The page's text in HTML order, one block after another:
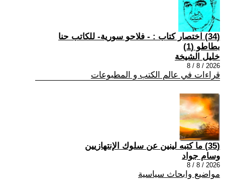
(34) اختصار كتاب : - فلاحو سورية- للكاتب حنا
بطاطو (1)
خليل الشيخة
2026 / 8 / 8
قراءات في عالم الكتب و المطبوعات
(35) ما كتبه لينين عن سلوك الإنتهازيين
وسام جواد
2026 / 8 / 8
مواضيع وابحاث سياسية